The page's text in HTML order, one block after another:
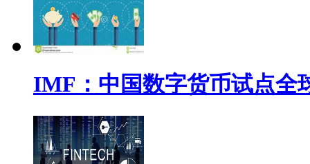
IMF：中国数字货币试点全